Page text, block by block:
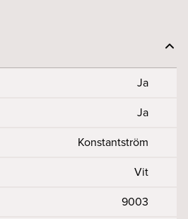
Ja
Ja
Konstantström
Vit
9003